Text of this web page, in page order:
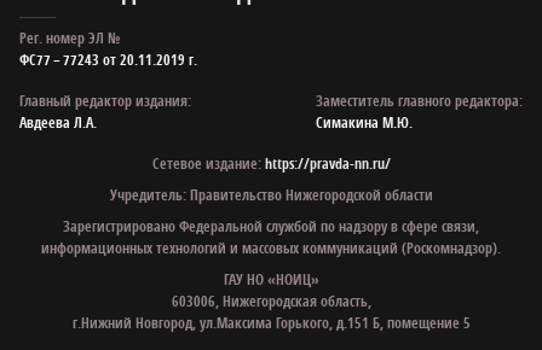
Рег. номер ЭЛ №
ФС77 – 77243 от 20.11.2019 г.
Главный редактор издания:
Авдеева Л.А.
Заместитель главного редактора:
Симакина М.Ю.
Сетевое издание:https://pravda-nn.ru/
Учредитель: Правительство Нижегородской области
Зарегистрировано Федеральной службой по надзору в сфере связи,
информационных технологий и массовых коммуникаций (Роскомнадзор).
ГАУ НО «НОИЦ»
603006, Нижегородская область,
г.Нижний Новгород, ул.Максима Горького, д.151 Б, помещение 5